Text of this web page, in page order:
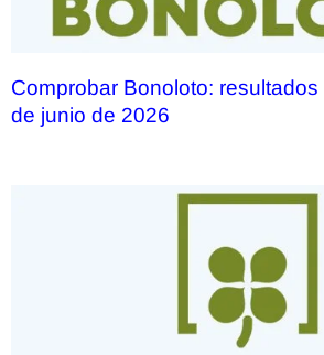
Comprobar Bonoloto:
de junio de 2026